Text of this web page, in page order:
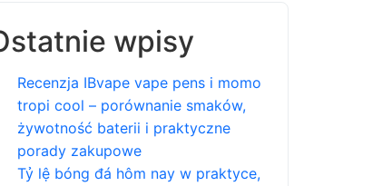
wpisy
Recenzja IBvape vape pens i momo
tropi cool – porównanie smaków,
żywotność baterii i praktyczne
porady zakupowe
Tỷ lệ bóng đá hôm nay w praktyce,